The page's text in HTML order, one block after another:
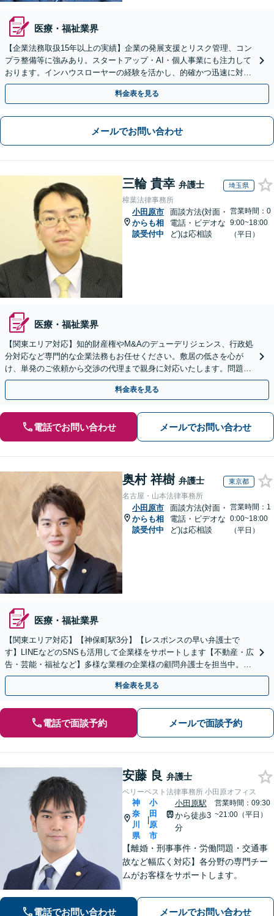
医療・福祉業界
【企業法務取扱15年以上の実績】企業の発展支援とリスク管理、コン
プラ整備等に強みあり。スタートアップ・AI・個人事業にも注力して
おります。インハウスローヤーの経験を活かし、的確かつ迅速に対処
します【オンライン面談対応】【夜間・休日の相談可】
料金表を見る
メールでお問い合わせ
三輪 貴幸 弁護士 埼玉県
樟葉法律事務所
小田原市
からも相
談受付中
面談方法(対面・
電話・ビデオな
ど)は応相談
営業時間：0
9:00~18:00
（平日）
医療・福祉業界
【関東エリア対応】知的財産権やM&Aのデューデリジェンス、行政処
分対応など専門的な企業法務もお任せください。敷居の低さを心が
け、単発のご依頼から交渉の代理まで親身に対応いたします。問題が
複雑化する前に気軽にご相談を【営業時間内初回相談無料】
料金表を見る
電話でお問い合わせ メールでお問い合わせ
奥村 祥樹 弁護士 東京都
名古屋・山本法律事務所
小田原市
からも相
談受付中
面談方法(対面・
電話・ビデオな
ど)は応相談
営業時間：1
0:00~18:00
（平日）
医療・福祉業界
【関東エリア対応】【神保町駅3分】【レスポンスの早い弁護士で
す】LINEなどのSNSも活用して企業様をサポートします【不動産・広
告・芸能・福祉など】多様な業種の企業様の顧問弁護士を担当中。時
代に即した対応ができます【個人事業主様も相談可能】
料金表を見る
電話で面談予約 メールで面談予約
安藤 良 弁護士
ベリーベスト法律事務所 小田原オフィス
神
奈
川
県
|
小
田
原
市
小田原駅
から徒歩3
分
営業時間：09:30
~21:00（平日）
【離婚・刑事事件・労働問題・交通事
故など幅広く対応】各分野の専門チー
ムがお客様をサポートします。
電話でお問い合わせ メールでお問い合わせ